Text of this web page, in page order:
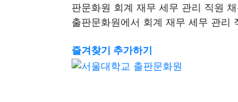
판문화원 회계 재무 세무 관리 직원
출판문화원에서 회계 재무 세무 관리
즐겨찾기 추가하기